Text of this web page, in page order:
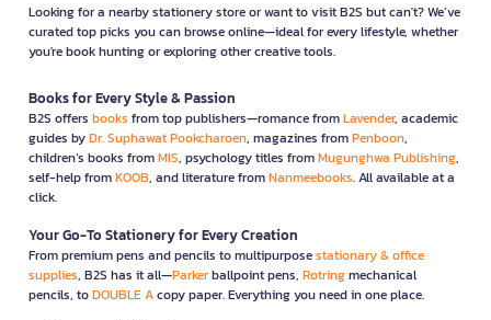
Looking for a nearby stationery store or want to visit B2S but can't? We’ve
curated top picks you can browse online—ideal for every lifestyle, whether
you're book hunting or exploring other creative tools.
Books for Every Style & Passion
B2S offers books from top publishers—romance fromLavender, academic
guides byDr. Suphawat Pookcharoen, magazines fromPenboon,
children’s books fromMIS, psychology titles fromMugunghwa Publishing,
self-help fromKOOB, and literature fromNanmeebooks. All available at a
click.
Your Go-To Stationery for Every Creation
From premium pens and pencils to multipurposestationary & office
supplies, B2S has it all—Parkerballpoint pens, Rotringmechanical
pencils, toDOUBLE Acopy paper. Everything you need in one place.